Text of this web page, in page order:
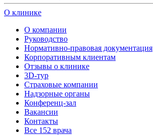
О клинике
О компании
Руководство
Нормативно-правовая документация
Корпоративным клиентам
Отзывы о клинике
3D-тур
Страховые компании
Надзорные органы
Конференц-зал
Вакансии
Контакты
Все 152 врача